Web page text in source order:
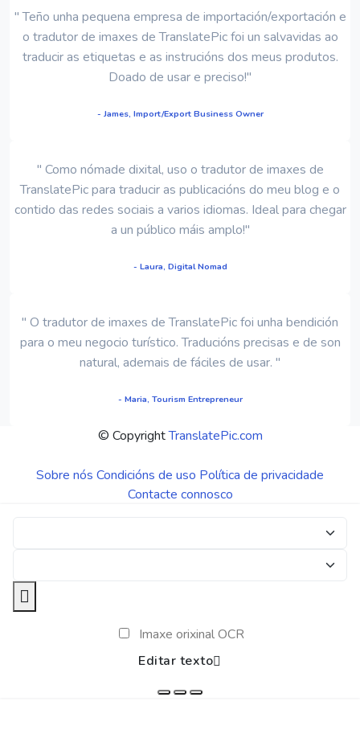
" Teño unha pequena empresa de importación/exportación e
o tradutor de imaxes de TranslatePic foi un salvavidas ao
traducir as etiquetas e as instrucións dos meus produtos.
Doado de usar e preciso!"
- James, Import/Export Business Owner
" Como nómade dixital, uso o tradutor de imaxes de
TranslatePic para traducir as publicacións do meu blog e o
contido das redes sociais a varios idiomas. Ideal para chegar
a un público máis amplo!"
- Laura, Digital Nomad
" O tradutor de imaxes de TranslatePic foi unha bendición
para o meu negocio turístico. Traducións precisas e de son
natural, ademais de fáciles de usar. "
- Maria, Tourism Entrepreneur
© CopyrightTranslatePic.com
Sobre nós Condicións de uso Política de privacidade
Contacte connosco
Imaxe orixinal OCR
Editar texto